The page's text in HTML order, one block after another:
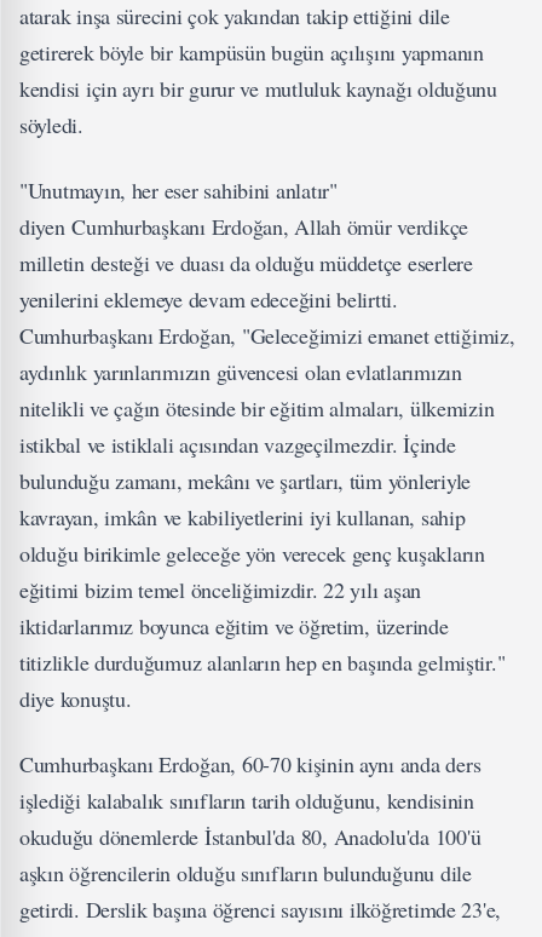
atarak inşa sürecini çok yakından takip ettiğini dile
getirerek böyle bir kampüsün bugün açılışını yapmanın
kendisi için ayrı bir gurur ve mutluluk kaynağı olduğunu
söyledi.
"Unutmayın, her eser sahibini anlatır"
diyen Cumhurbaşkanı Erdoğan, Allah ömür verdikçe
milletin desteği ve duası da olduğu müddetçe eserlere
yenilerini eklemeye devam edeceğini belirtti.
Cumhurbaşkanı Erdoğan, "Geleceğimizi emanet ettiğimiz,
aydınlık yarınlarımızın güvencesi olan evlatlarımızın
nitelikli ve çağın ötesinde bir eğitim almaları, ülkemizin
istikbal ve istiklali açısından vazgeçilmezdir. İçinde
bulunduğu zamanı, mekânı ve şartları, tüm yönleriyle
kavrayan, imkân ve kabiliyetlerini iyi kullanan, sahip
olduğu birikimle geleceğe yön verecek genç kuşakların
eğitimi bizim temel önceliğimizdir. 22 yılı aşan
iktidarlarımız boyunca eğitim ve öğretim, üzerinde
titizlikle durduğumuz alanların hep en başında gelmiştir."
diye konuştu.
Cumhurbaşkanı Erdoğan, 60-70 kişinin aynı anda ders
işlediği kalabalık sınıfların tarih olduğunu, kendisinin
okuduğu dönemlerde İstanbul'da 80, Anadolu'da 100'ü
aşkın öğrencilerin olduğu sınıfların bulunduğunu dile
getirdi. Derslik başına öğrenci sayısını ilköğretimde 23'e,